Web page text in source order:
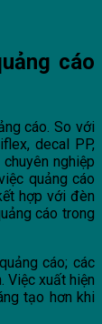
cáo
cáo. So với
decal PP,
nghiệp
quảng cáo
hợp với đèn
cáo trong
cáo; các
Việc xuất hiện
tạo hơn khi